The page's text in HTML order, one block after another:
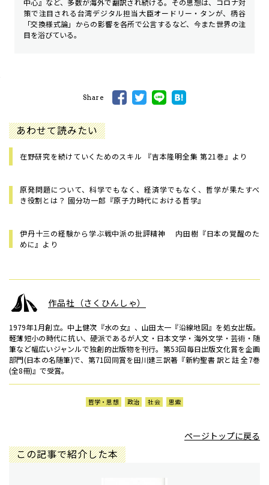
中心』など、多数が海外で翻訳され続ける。その思想は、コロナ対
策で注目される台湾デジタル担当大臣オードリー・タンが、柄谷
「交換様式論」からの影響を各所で公言するなど、今また世界の注
目を浴びている。
Share
あわせて読みたい
在野研究を続けていくためのスキル 『吉本隆明全集 第21巻』より
原発問題について、科学でもなく、経済学でもなく、哲学が果たすべ
き役割とは？ 國分功一郎『原子力時代における哲学』
伊丹十三の経験から学ぶ戦中派の批評精神 内田樹『日本の覚醒のた
めに』より
作品社（さくひんしゃ）
1979年1月創立。中上健次『水の女』、山田太一『沿線地図』を処女出版。
軽薄短小の時代に抗い、硬派であるが人文・日本文学・海外文学・芸術・随
筆など幅広いジャンルで独創的出版物を刊行。第53回毎日出版文化賞を企画
部門(日本の名随筆)で、第71回同賞を田川建三訳著『新約聖書 訳と註 全7巻
(全8冊)』で受賞。
哲学・思想 政治 社会 思索
ページトップに戻る
この記事で紹介した本